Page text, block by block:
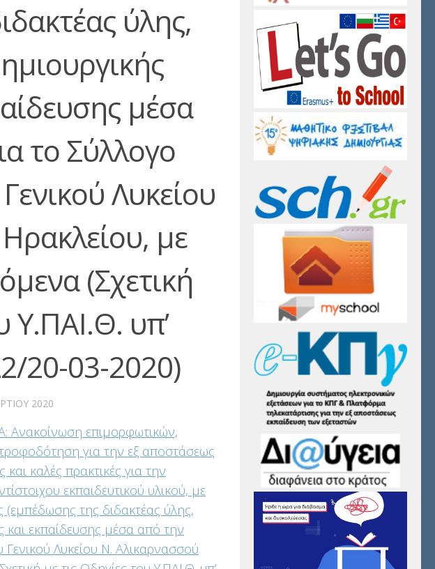
ύλης,
μέσα
το Σύλλογο
Λυκείου
με
(Σχετική
Υ.ΠΑΙ.Θ. υπ’
20-03-2020)
2020
επιμορφωτικών,
για την εξ αποστάσεως
καλές πρακτικές για την
εκπαιδευτικού υλικού, με
(εμπέδωσης της διδακτέας ύλης,
και εκπαίδευσης μέσα από την
Λυκείου Ν. Αλικαρνασσού